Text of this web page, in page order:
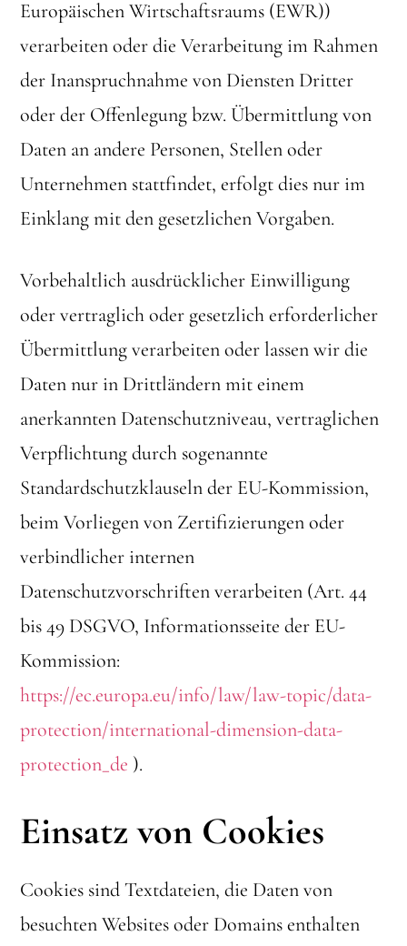
Europäischen Wirtschaftsraums (EWR))
verarbeiten oder die Verarbeitung im Rahmen
der Inanspruchnahme von Diensten Dritter
oder der Offenlegung bzw. Übermittlung von
Daten an andere Personen, Stellen oder
Unternehmen stattfindet, erfolgt dies nur im
Einklang mit den gesetzlichen Vorgaben.
Vorbehaltlich ausdrücklicher Einwilligung
oder vertraglich oder gesetzlich erforderlicher
Übermittlung verarbeiten oder lassen wir die
Daten nur in Drittländern mit einem
anerkannten Datenschutzniveau, vertraglichen
Verpflichtung durch sogenannte
Standardschutzklauseln der EU-Kommission,
beim Vorliegen von Zertifizierungen oder
verbindlicher internen
Datenschutzvorschriften verarbeiten (Art. 44
bis 49 DSGVO, Informationsseite der EU-
Kommission:
https://ec.europa.eu/info/law/law-topic/data-
protection/international-dimension-data-
protection_de ).
Einsatz von Cookies
Cookies sind Textdateien, die Daten von
besuchten Websites oder Domains enthalten